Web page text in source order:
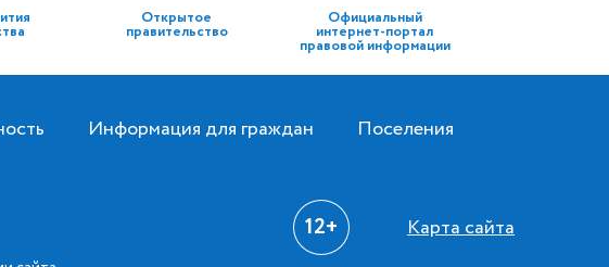
Открытое
правительство
Официальный
интернет-портал
правовой информации
Информация для граждан Поселения
12+ Карта сайта